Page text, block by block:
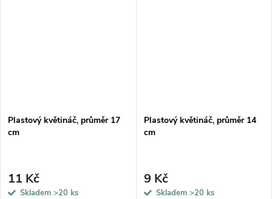
Plastový květináč, průměr 17
cm
11 Kč
Skladem >20 ks
Plastový květináč, průměr 14
cm
9 Kč
Skladem >20 ks